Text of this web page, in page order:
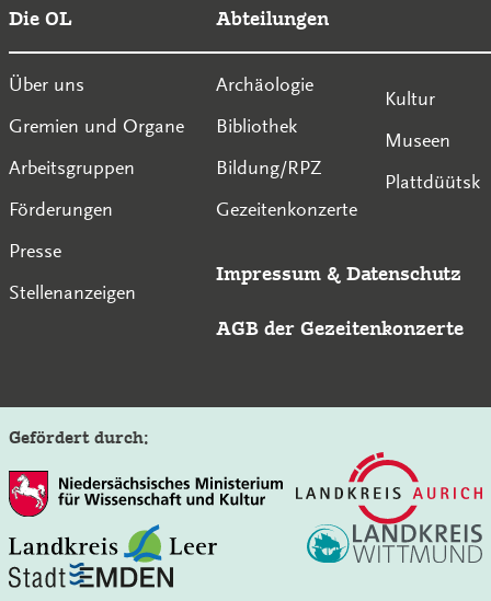
Die OL
Über uns
Gremien und Organe
Arbeitsgruppen
Förderungen
Presse
Stellenanzeigen
Abteilungen
Archäologie
Bibliothek
Bildung/RPZ
Gezeitenkonzerte
Kultur
Museen
Plattdüütsk
Impressum & Datenschutz
AGB der Gezeitenkonzerte
Gefördert durch:
Auf der Seite der Gezeitenkonzerte suchen: